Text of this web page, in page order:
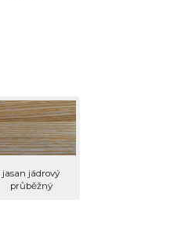
jasan jádrový
průběžný